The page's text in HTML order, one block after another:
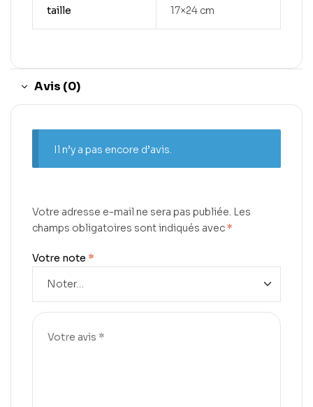
taille 17×24 cm
Avis (0)
Il n’y a pas encore d’avis.
Votre adresse e-mail ne sera pas publiée. Les
champs obligatoires sont indiqués avec*
Votre note *